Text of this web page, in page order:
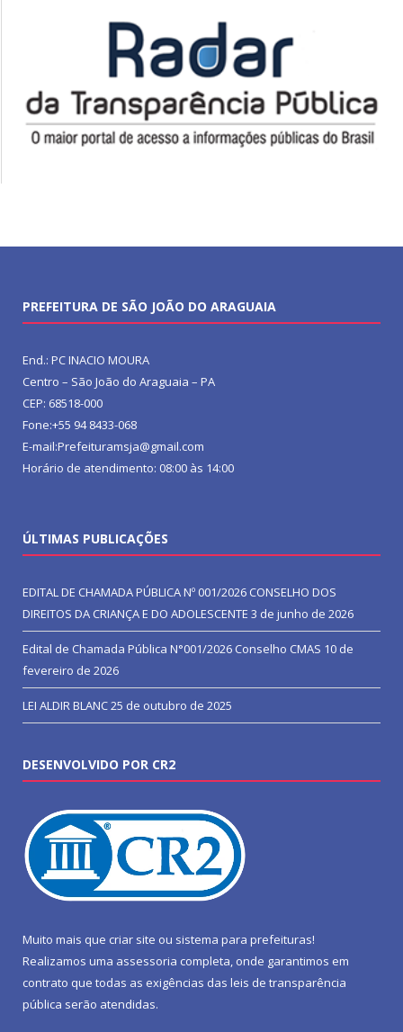
PREFEITURA DE SÃO JOÃO DO ARAGUAIA
End.: PC INACIO MOURA
Centro – São João do Araguaia – PA
CEP: 68518-000
Fone:+55 94 8433-068
E-mail:Prefeituramsja@gmail.com
Horário de atendimento: 08:00 às 14:00
ÚLTIMAS PUBLICAÇÕES
EDITAL DE CHAMADA PÚBLICA Nº 001/2026 CONSELHO DOS
DIREITOS DA CRIANÇA E DO ADOLESCENTE 3 de junho de 2026
Edital de Chamada Pública N°001/2026 Conselho CMAS 10 de
fevereiro de 2026
LEI ALDIR BLANC25 de outubro de 2025
DESENVOLVIDO POR CR2
Muito mais que criar site ou sistema para prefeituras!
Realizamos uma assessoria completa, onde garantimos em
contrato que todas as exigências das leis de transparência
pública serão atendidas.